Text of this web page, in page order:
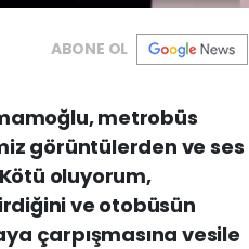
ABONE OL
metrobüs
görüntülerden ve ses
oluyorum,
ve otobüsün
çarpışmasına vesile